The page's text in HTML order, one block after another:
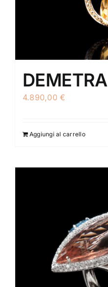
DEMETRA
4.890,00€
Aggiungi al carrello